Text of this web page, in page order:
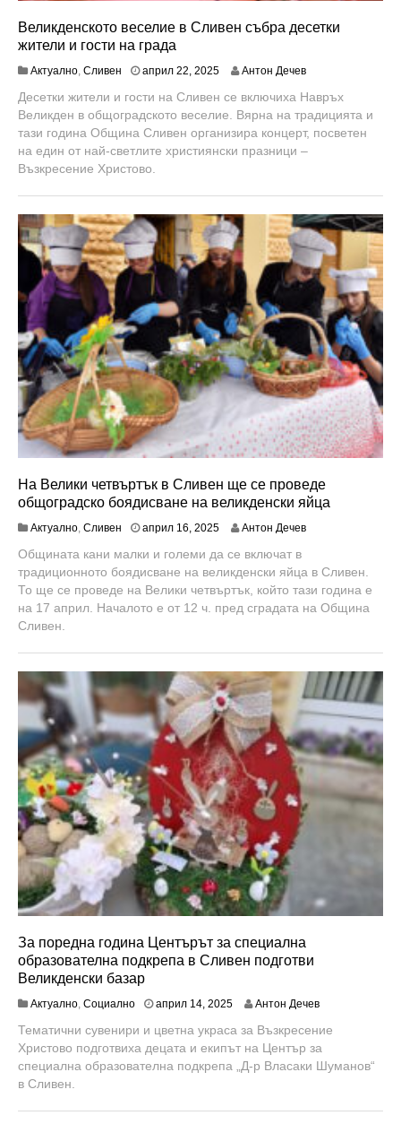
Великденското веселие в Сливен събра десетки
жители и гости на града
Актуално, Сливен април 22, 2025 Антон Дечев
Десетки жители и гости на Сливен се включиха Навръх
Великден в общоградското веселие. Вярна на традицията и
тази година Община Сливен организира концерт, посветен
на един от най-светлите християнски празници –
Възкресение Христово.
На Велики четвъртък в Сливен ще се проведе
общоградско боядисване на великденски яйца
Актуално Сливен април 16, 2025а
р
и
л
6
2
5
Антон Дечев
Общината кани малки и големи да се включат в
традиционното боядисване на великденски яйца в Сливен.
То ще се проведе на Велики четвъртък, който тази година е
на 17 април. Началото е от 12 ч. пред сградата на Община
Сливен.
За поредна година Центърът за специална
образователна подкрепа в Сливен подготви
Великденски базар
Актуално Социално април 14, 2025 Антон Дечев
Тематични сувенири и цветна украса за Възкресение
Христово подготвиха децата и екипът на Център за
специална образователна подкрепа „Д-р Власаки Шуманов“
в Сливен.